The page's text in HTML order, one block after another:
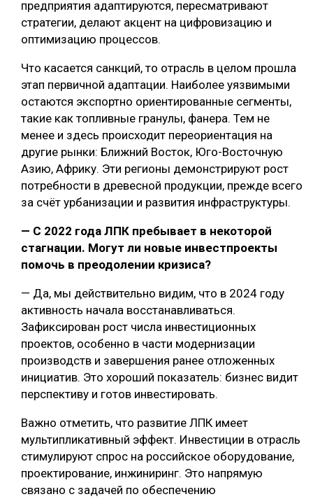
предприятия адаптируются, пересматривают
стратегии, делают акцент на цифровизацию и
оптимизацию процессов.
Что касается санкций, то отрасль в целом прошла
этап первичной адаптации. Наиболее уязвимыми
остаются экспортно ориентированные сегменты,
такие как топливные гранулы, фанера. Тем не
менее и здесь происходит переориентация на
другие рынки: Ближний Восток, Юго-Восточную
Азию, Африку. Эти регионы демонстрируют рост
потребности в древесной продукции, прежде всего
за счёт урбанизации и развития инфраструктуры.
— С 2022 года ЛПК пребывает в некоторой
стагнации. Могут ли новые инвестпроекты
помочь в преодолении кризиса?
— Да, мы действительно видим, что в 2024 году
активность начала восстанавливаться.
Зафиксирован рост числа инвестиционных
проектов, особенно в части модернизации
производств и завершения ранее отложенных
инициатив. Это хороший показатель: бизнес видит
перспективу и готов инвестировать.
Важно отметить, что развитие ЛПК имеет
мультипликативный эффект. Инвестиции в отрасль
стимулируют спрос на российское оборудование,
проектирование, инжиниринг. Это напрямую
связано с задачей по обеспечению